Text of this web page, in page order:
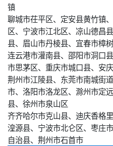
镇
聊城市茌平区、定安县黄竹镇
区、宁波市江北区、凉山德昌
县、眉山市丹棱县、宜春市樟
连云港市灌南县、邵阳市洞口
市思茅区、重庆市城口县、安
荆州市江陵县、东莞市南城街
市、洛阳市洛龙区、滁州市定
县、徐州市泉山区
齐齐哈尔市克山县、迪庆香格
湟源县、宁波市北仑区、枣庄
自治县、荆州市石首市